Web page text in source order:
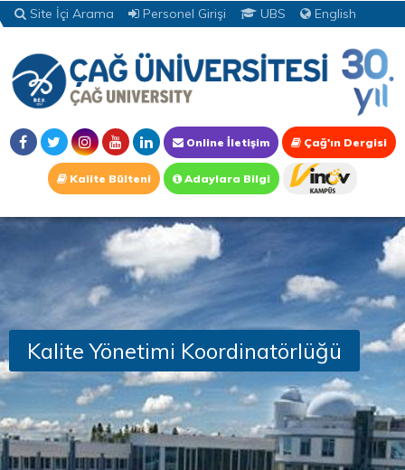
Site İçi Arama Personel Girişi UBS English
Online İletişim Çağ'ın Dergisi
Kalite Bülteni Adaylara Bilgi
Kalite Yönetimi Koordinatörlüğü